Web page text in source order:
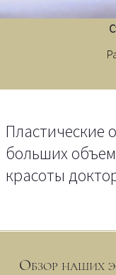
Пластические
больших
красоты
Обзор наших